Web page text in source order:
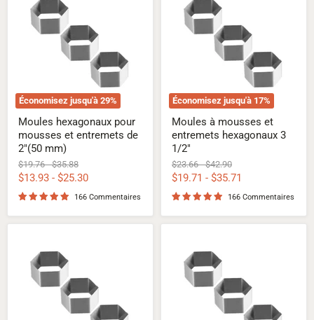
Économisez jusqu'à 29%
pour
mousses
Moules hexagonaux pour
mousses et entremets de
2"(50 mm)
Prix
d'origine
$19.76-Prix
d'origine
$35.88
$13.93 - $25.30
166 Commentaires
Économisez jusqu'à 17%
mousses
entremets
hexagonaux
Moules à mousses et
entremets hexagonaux 3
1/2"
Prix
d'origine
$23.66-Prix
d'origine
$42.90
$19.71 - $35.71
166 Commentaires
mousses
entremets
hexagonaux
mousses
entremets
hexagonaux